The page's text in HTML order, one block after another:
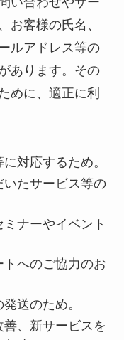
お客様の氏名、
ルアドレス等の
あります。その
めに、適正に利
対応するため。
たサービス等の
ナーやイベント
へのご協力のお
送のため。
、新サービスを